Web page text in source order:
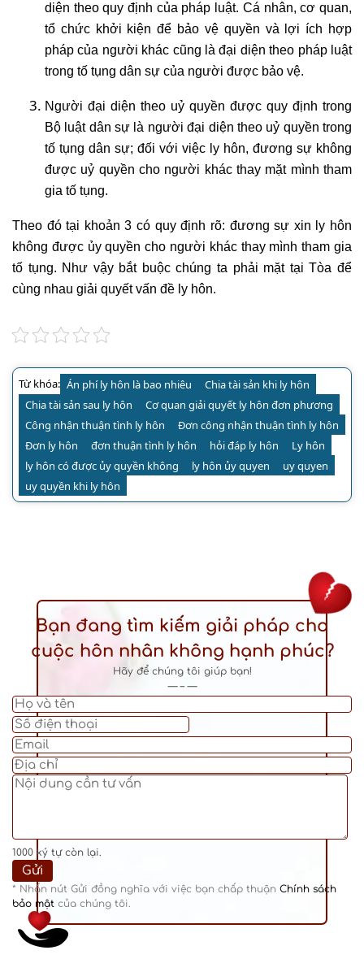
diện theo quy định của pháp luật. Cá nhân, cơ quan,
tổ chức khởi kiện để bảo vệ quyền và lợi ích hợp
pháp của người khác cũng là đại diện theo pháp luật
trong tố tụng dân sự của người được bảo vệ.
Người đại diện theo uỷ quyền được quy định trong
Bộ luật dân sự là người đại diện theo uỷ quyền trong
tố tụng dân sự; đối với việc ly hôn, đương sự không
được uỷ quyền cho người khác thay mặt mình tham
gia tố tụng.
Theo đó tại khoản 3 có quy định rõ: đương sự xin ly hôn
không được ủy quyền cho người khác thay mình tham gia
tố tụng. Như vậy bắt buộc chúng ta phải mặt tại Tòa để
cùng nhau giải quyết vấn đề ly hôn.
Từ khóa: Án phí ly hôn là bao nhiêu
Chia tài sản khi ly hôn
Chia tài sản sau ly hôn
Cơ quan giải quyết ly hôn đơn phương
Công nhận thuận tình ly hôn
Đơn công nhận thuận tình ly hôn
Đơn ly hôn
đơn thuận tình ly hôn hỏi đáp ly hôn
Ly hôn
ly hôn có được ủy quyền không
ly hôn ủy quyen
uy quyen
uy quyền khi ly hôn
Bạn đang tìm kiếm giải pháp cho
cuộc hôn nhân không hạnh phúc?
Hãy để chúng tôi giúp bạn!
— – —
1000 ký tự còn lại.
* Nhấn nút Gửi đồng nghĩa với việc bạn chấp thuận Chính sách
bảo mật của chúng tôi.